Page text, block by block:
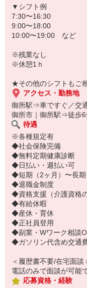
難しい対応はありません
未経験スタートのスタッ
わからないことは先輩ス
い◎
▼シフト例
7:30〜16:30
9:00〜18:00
10:00〜19:00 など
※残業なし
※休憩1ｈ
★その他のシフトもご
アクセス・勤務地
御所駅⇒車ですぐ／交
御所市｜御所駅⇒徒歩6
待遇
※各種規定有
◆社会保険完備
◆無料定期健康診断
◆日払い・週払い可
◆短期（2ヶ月）〜長期
◆退職金制度
◆資格支援（介護資格の
◆有給休暇
◆産休・育休
◆正社員登用
◆副業・Wワーク相談
◆ガソリン代含め交通
＜履歴書不要/在宅面談
電話のみで面談が可能
応募資格・経験